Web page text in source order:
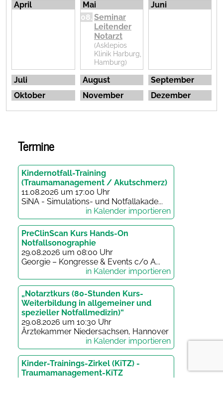
herunterladenApp
Inhalt...
April
Mai
08. Seminar
Leitender
Notarzt
(Asklepios
Klinik Harburg,
Hamburg)
Juni
Juli August
September
Oktober
November Dezember
Termine
Kindernotfall-Training
(Traumamanagement / Akutschmerz)
11.08.2026 um 17:00 Uhr
SiNA - Simulations- und Notfallakade...
in Kalender importieren
PreClinScan Kurs Hands-On
Notfallsonographie
29.08.2026 um 08:00 Uhr
Georgie – Kongresse & Events c/o A...
in Kalender importieren
„Notarztkurs (80-Stunden Kurs-
Weiterbildung in allgemeiner und
spezieller Notfallmedizin)“
29.08.2026 um 10:30 Uhr
Ärztekammer Niedersachsen, Hannover
in Kalender importieren
Kinder-Trainings-Zirkel (KiTZ) -
Traumamanagement-KiTZ